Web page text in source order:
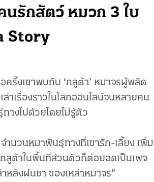
นรักสัตว์ หมวก 3 ใบ
Story
รั้งเขาพบกับ ‘กลูต้า’ หมาจรผู้พลัด
าเรื่องราวในโลกออนไลน์จนหลายคน
างไปด้วยโดยไม่รู้ตัว
ำนวนหมาพันธุ์ทางที่เขารัก-เลี้ยง เพิ่ม
กลูต้าในพื้นที่ส่วนตัวก็ต่อยอดเป็นเพจ
หลังฝนซา ของเหล่าหมาจร”